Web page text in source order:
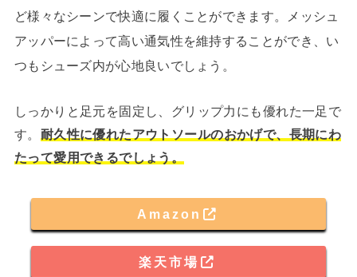
ど様々なシーンで快適に履くことができます。メッシュ
アッパーによって高い通気性を維持することができ、い
つもシューズ内が心地良いでしょう。
しっかりと足元を固定し、グリップ力にも優れた一足で
す。 耐久性に優れたアウトソールのおかげで、長期にわ
たって愛用できるでしょう。
Amazon
楽天市場